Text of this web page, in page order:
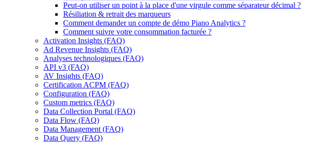
Peut-on utiliser un point à la place d'une virgule comme séparateur décimal ?
Résiliation & retrait des marqueurs
Comment demander un compte de démo Piano Analytics ?
Comment suivre votre consommation facturée ?
Activation Insights (FAQ)
Ad Revenue Insights (FAQ)
Analyses technologiques (FAQ)
API v3 (FAQ)
AV Insights (FAQ)
Certification ACPM (FAQ)
Configuration (FAQ)
Custom metrics (FAQ)
Data Collection Portal (FAQ)
Data Flow (FAQ)
Data Management (FAQ)
Data Query (FAQ)